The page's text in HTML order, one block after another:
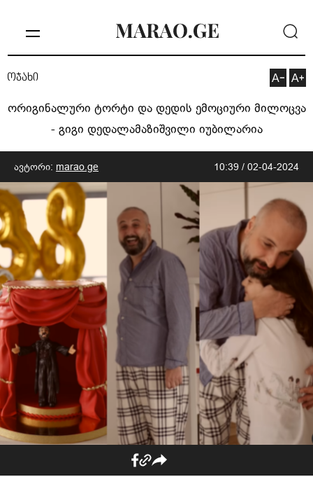
ოჯახი
ორიგინალური ტორტი და დედის ემოციური მილოცვა
- გიგი დედალამაზიშვილი იუბილარია
ავტორი: marao.ge 10:39 / 02-04-2024